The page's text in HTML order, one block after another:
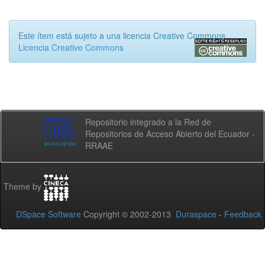
Este ítem está sujeto a una licencia Creative Commons
Licencia Creative Commons
Repositorio integrado a la Red de
Repositorios de Acceso Abierto del Ecuador -
RRAAE
Theme by
DSpace Software Copyright © 2002-2013 Duraspace - Feedback